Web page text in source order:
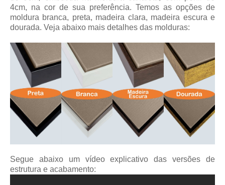
4cm, na cor de sua preferência. Temos as opções de
moldura branca, preta, madeira clara, madeira escura e
dourada. Veja abaixo mais detalhes das molduras:
Segue abaixo um vídeo explicativo das versões de
estrutura e acabamento: